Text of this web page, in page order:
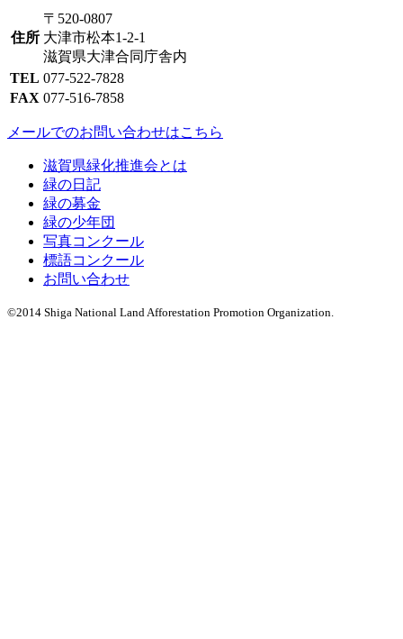
住所
〒520-0807
大津市松本1-2-1
滋賀県大津合同庁舎内
TEL 077-522-7828
FAX 077-516-7858
メールでのお問い合わせはこちら
滋賀県緑化推進会とは
緑の日記
緑の募金
緑の少年団
写真コンクール
標語コンクール
お問い合わせ
©2014 Shiga National Land Afforestation Promotion Organization.